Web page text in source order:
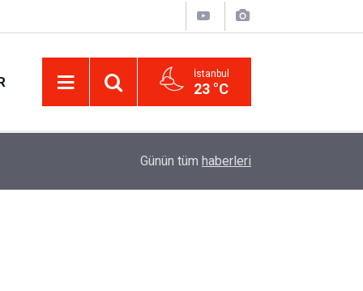
İstanbul
23 °C
Uzadı, Ödeme Kuralları Değişti
Günün tüm haberleri